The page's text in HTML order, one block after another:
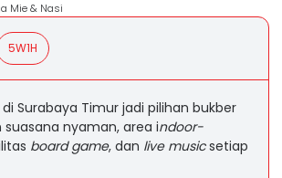
Mie & Nasi
5W1H
Surabaya Timur jadi pilihan bukber
suasana nyaman, area indoor-
board game, dan live musicsetiap